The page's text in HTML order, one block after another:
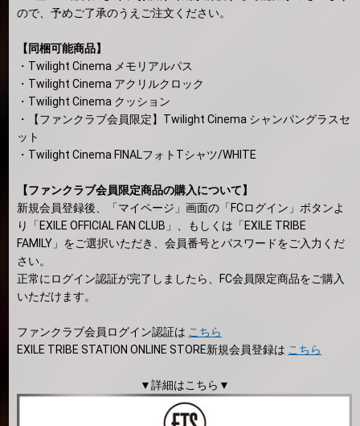
ので、予めご了承のうえご注文ください。
【同梱可能商品】
・Twilight Cinema メモリアルパス
・Twilight Cinema アクリルクロック
・Twilight Cinema クッション
・【ファンクラブ会員限定】Twilight Cinema シャンパングラスセ
ット
・Twilight Cinema FINALフォトTシャツ/WHITE
【ファンクラブ会員限定商品の購入について】
新規会員登録後、「マイページ」画面の「FCログイン」ボタンよ
り「EXILE OFFICIAL FAN CLUB」、もしくは「EXILE TRIBE
FAMILY」をご選択いただき、会員番号とパスワードをご入力くだ
さい。
正常にログイン認証が完了しましたら、FC会員限定商品をご購入
いただけます。
ファンクラブ会員ログイン認証は こちら
EXILE TRIBE STATION ONLINE STORE新規会員登録は こちら
▼詳細はこちら▼